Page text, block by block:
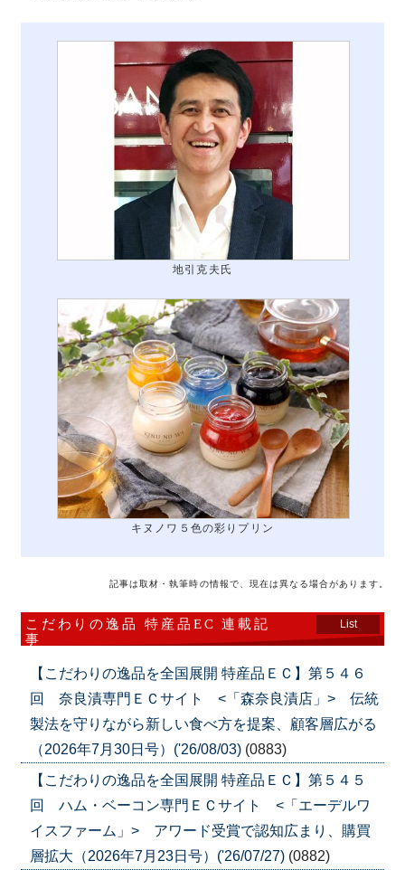
地引克夫氏
キヌノワ５色の彩りプリン
記事は取材・執筆時の情報で、現在は異なる場合があります。
こだわりの逸品 特産品EC 連載記
事
List
【こだわりの逸品を全国展開 特産品ＥＣ】第５４６
回 奈良漬専門ＥＣサイト <「森奈良漬店」> 伝統
製法を守りながら新しい食べ方を提案、顧客層広がる
（2026年7月30日号）('26/08/03) (0883)
【こだわりの逸品を全国展開 特産品ＥＣ】第５４５
回 ハム・ベーコン専門ＥＣサイト <「エーデルワ
イスファーム」> アワード受賞で認知広まり、購買
層拡大（2026年7月23日号）('26/07/27) (0882)